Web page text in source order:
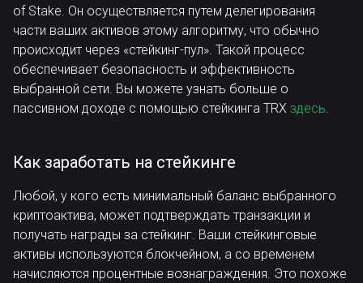
of Stake. Он осуществляется путем делегирования
части ваших активов этому алгоритму, что обычно
происходит через «стейкинг-пул». Такой процесс
обеспечивает безопасность и эффективность
выбранной сети. Вы можете узнать больше о
пассивном доходе с помощью стейкинга TRX здесь.
Как заработать на стейкинге
Любой, у кого есть минимальный баланс выбранного
криптоактива, может подтверждать транзакции и
получать награды за стейкинг. Ваши стейкинговые
активы используются блокчейном, а со временем
начисляются процентные вознаграждения. Это похоже